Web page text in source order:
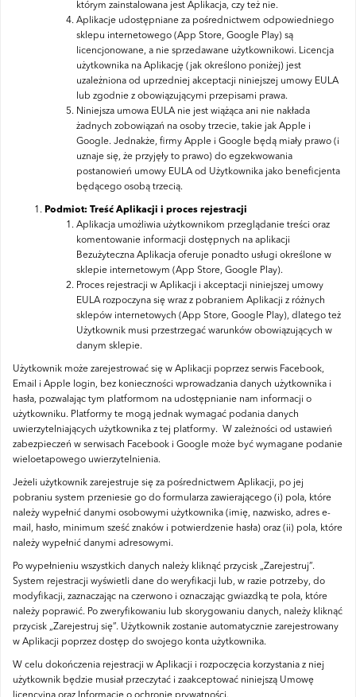
którym zainstalowana jest Aplikacja, czy też nie.
Aplikacje udostępniane za pośrednictwem odpowiedniego
sklepu internetowego (App Store, Google Play) są
licencjonowane, a nie sprzedawane użytkownikowi. Licencja
użytkownika na Aplikację (jak określono poniżej) jest
uzależniona od uprzedniej akceptacji niniejszej umowy EULA
lub zgodnie z obowiązującymi przepisami prawa.
Niniejsza umowa EULA nie jest wiążąca ani nie nakłada
żadnych zobowiązań na osoby trzecie, takie jak Apple i
Google. Jednakże, firmy Apple i Google będą miały prawo (i
uznaje się, że przyjęły to prawo) do egzekwowania
postanowień umowy EULA od Użytkownika jako beneficjenta
będącego osobą trzecią.
Podmiot: Treść Aplikacji i proces rejestracji
Aplikacja umożliwia użytkownikom przeglądanie treści oraz
komentowanie informacji dostępnych na aplikacji
Bezużyteczna Aplikacja oferuje ponadto usługi określone w
sklepie internetowym (App Store, Google Play).
Proces rejestracji w Aplikacji i akceptacji niniejszej umowy
EULA rozpoczyna się wraz z pobraniem Aplikacji z różnych
sklepów internetowych (App Store, Google Play), dlatego też
Użytkownik musi przestrzegać warunków obowiązujących w
danym sklepie.
Użytkownik może zarejestrować się w Aplikacji poprzez serwis Facebook,
Email i Apple login, bez konieczności wprowadzania danych użytkownika i
hasła, pozwalając tym platformom na udostępnianie nam informacji o
użytkowniku. Platformy te mogą jednak wymagać podania danych
uwierzytelniających użytkownika z tej platformy. W zależności od ustawień
zabezpieczeń w serwisach Facebook i Google może być wymagane podanie
wieloetapowego uwierzytelnienia.
Jeżeli użytkownik zarejestruje się za pośrednictwem Aplikacji, po jej
pobraniu system przeniesie go do formularza zawierającego (i) pola, które
należy wypełnić danymi osobowymi użytkownika (imię, nazwisko, adres e-
mail, hasło, minimum sześć znaków i potwierdzenie hasła) oraz (ii) pola, które
należy wypełnić danymi adresowymi.
Po wypełnieniu wszystkich danych należy kliknąć przycisk „Zarejestruj”.
System rejestracji wyświetli dane do weryfikacji lub, w razie potrzeby, do
modyfikacji, zaznaczając na czerwono i oznaczając gwiazdką te pola, które
należy poprawić. Po zweryfikowaniu lub skorygowaniu danych, należy kliknąć
przycisk „Zarejestruj się”. Użytkownik zostanie automatycznie zarejestrowany
w Aplikacji poprzez dostęp do swojego konta użytkownika.
W celu dokończenia rejestracji w Aplikacji i rozpoczęcia korzystania z niej
użytkownik będzie musiał przeczytać i zaakceptować niniejszą Umowę